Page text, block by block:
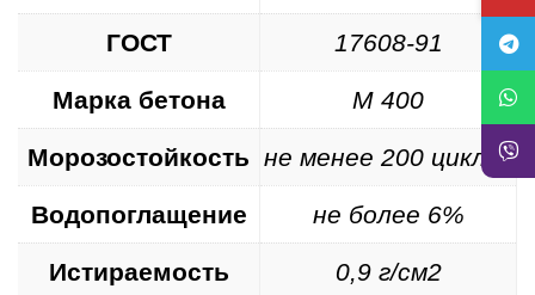
ГОСТ 17608-91
Марка бетона М 400
Морозостойкость не менее 200 циклов
Водопоглащение не более 6%
Истираемость 0,9 г/см2